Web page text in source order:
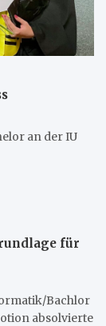
an der IU
für
Bachlor
absolvierte